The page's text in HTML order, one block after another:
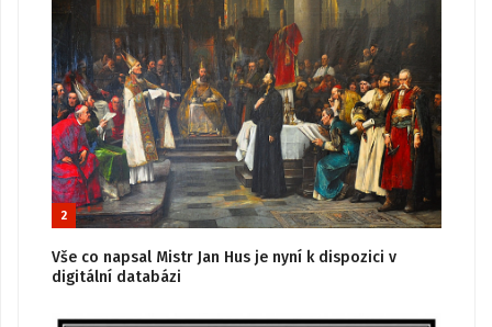
2
Vše co napsal Mistr Jan Hus je nyní k dispozici v
digitální databázi